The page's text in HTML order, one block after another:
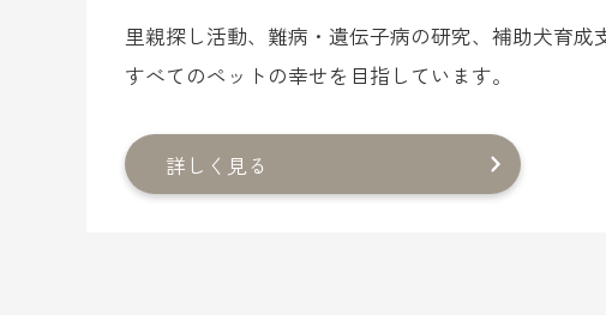
里親探し活動、難病・遺伝子病の研究、補助犬育成
すべてのペットの幸せを目指しています。
詳しく見る